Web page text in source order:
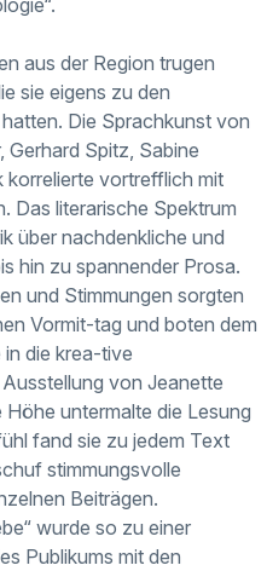
aus der Region trugen
sie eigens zu den
Die Sprachkunst von
Gerhard Spitz, Sabine
korrelierte vortrefflich mit
Das literarische Spektrum
über nachdenkliche und
hin zu spannender Prosa.
und Stimmungen sorgten
Vormit-tag und boten dem
in die krea-tive
von Jeanette
untermalte die Lesung
fand sie zu jedem Text
stimmungsvolle
Beiträgen.
wurde so zu einer
Publikums mit den